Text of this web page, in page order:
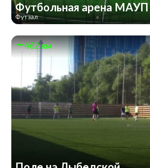
Футбольная арена МАУП
Футзал
462 км